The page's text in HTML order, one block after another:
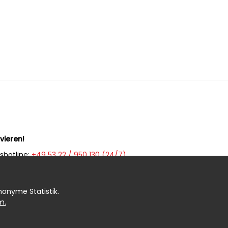
Statistik.
+49 53 22 / 950 130 (24/7)
(WhatsApp):
+49 5322 / 950 133 (20 - 7 Uhr)